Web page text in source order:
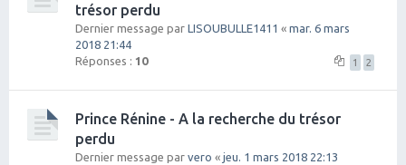
trésor perdu
Dernier message par LISOUBULLE1411 « mar. 6 mars
2018 21:44
Réponses : 10 1 2
Prince Rénine - A la recherche du trésor
perdu
Dernier message par vero « jeu. 1 mars 2018 22:13